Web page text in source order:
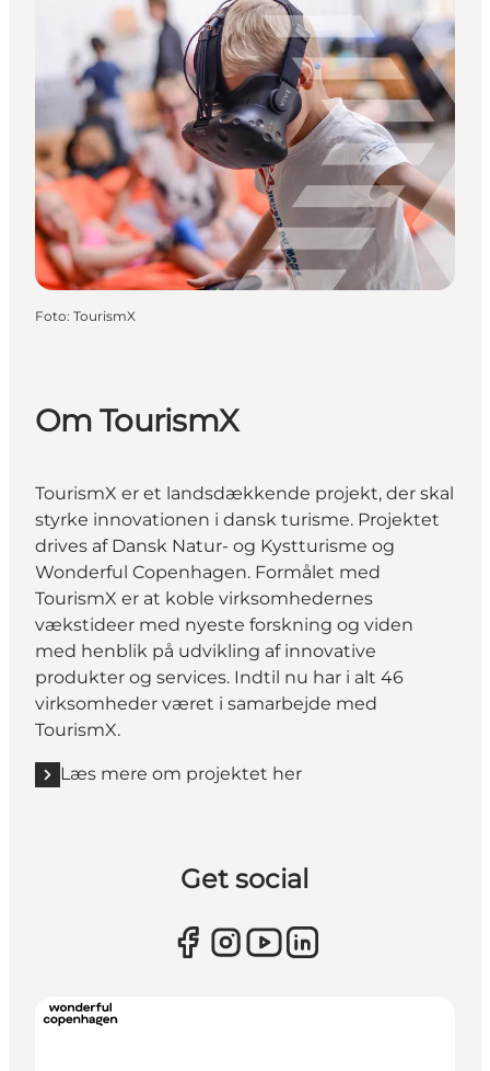
Foto: TourismX
Om TourismX
TourismX er et landsdækkende projekt, der skal
styrke innovationen i dansk turisme. Projektet
drives af Dansk Natur- og Kystturisme og
Wonderful Copenhagen. Formålet med
TourismX er at koble virksomhedernes
vækstideer med nyeste forskning og viden
med henblik på udvikling af innovative
produkter og services. Indtil nu har i alt 46
virksomheder været i samarbejde med
TourismX.
Læs mere om projektet her
Get social